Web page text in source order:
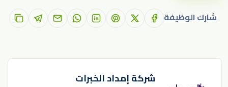
شارك الوظيفة
شركة إمداد الخبرات